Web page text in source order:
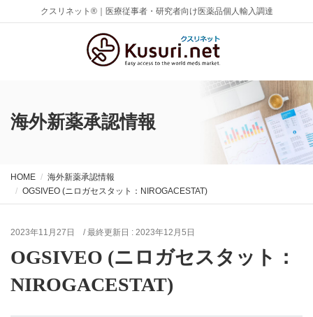
クスリネット®｜医療従事者・研究者向け医薬品個人輸入調達
海外新薬承認情報
HOME
海外新薬承認情報
OGSIVEO (ニロガセスタット：NIROGACESTAT)
2023年11月27日 / 最終更新日 : 2023年12月5日
OGSIVEO (ニロガセスタット：
NIROGACESTAT)